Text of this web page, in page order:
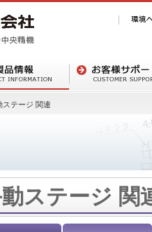
ステージ 関連
ステージ 関